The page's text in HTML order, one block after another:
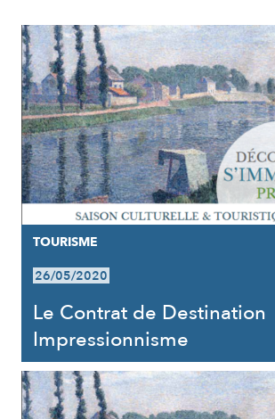
RÉSULTATS
TOURISME
26/05/2020
Le Contrat de Destination
Impressionnisme